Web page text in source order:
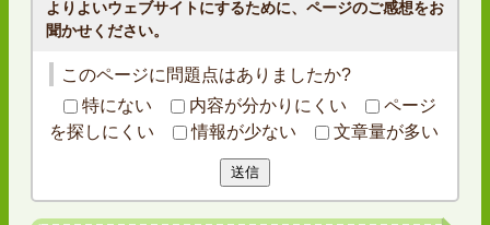
よりよいウェブサイトにするために、ページのご感想をお
聞かせください。
このページに問題点はありましたか?
特にない
内容が分かりにくい
ページ
を探しにくい
情報が少ない 文章量が多い
送信